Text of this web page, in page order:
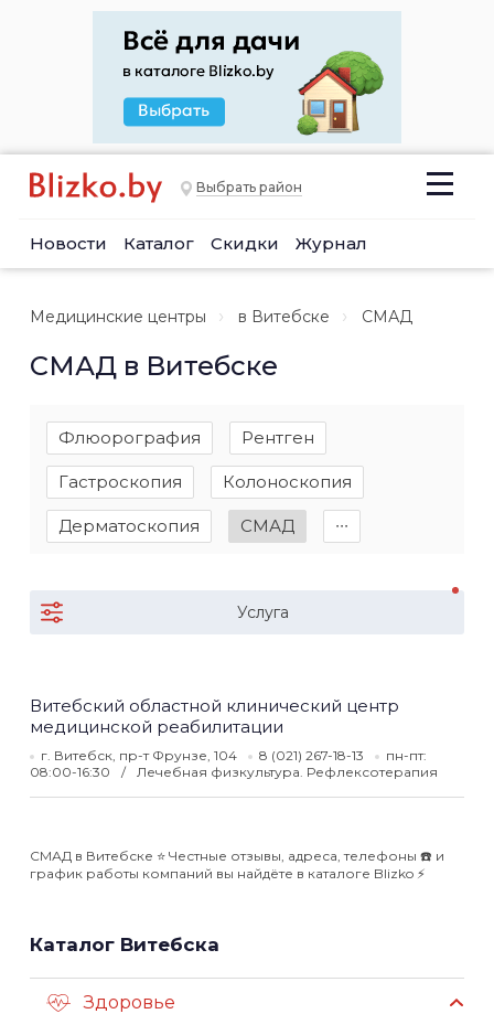
Выбрать район
Новости Каталог Скидки Журнал
Медицинские центры в Витебске СМАД
СМАД в Витебске
Флюорография Рентген
Гастроскопия Колоноскопия
Дерматоскопия СМАД ∙∙∙
Услуга
Витебский областной клинический центр
медицинской реабилитации
г. Витебск, пр-т Фрунзе, 104 8 (021) 267-18-13
пн-пт:
08:00-16:30
Лечебная физкультура. Рефлексотерапия
СМАД в Витебске ⭐️ Честные отзывы, адреса, телефоны ☎️ и
график работы компаний вы найдёте в каталоге Blizko ⚡️
Каталог Витебска
Здоровье